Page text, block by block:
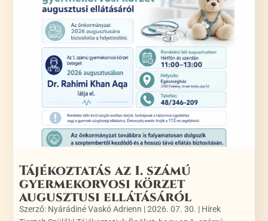
Tájékoztatás az 1. számú
gyermekorvosi körzet
augusztusi ellátásáról
Szerző: Nyárádiné Vaskó Adrienn |2026. 07. 30. | Hírek